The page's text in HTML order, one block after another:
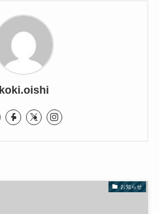
koki.oishi
お知らせ